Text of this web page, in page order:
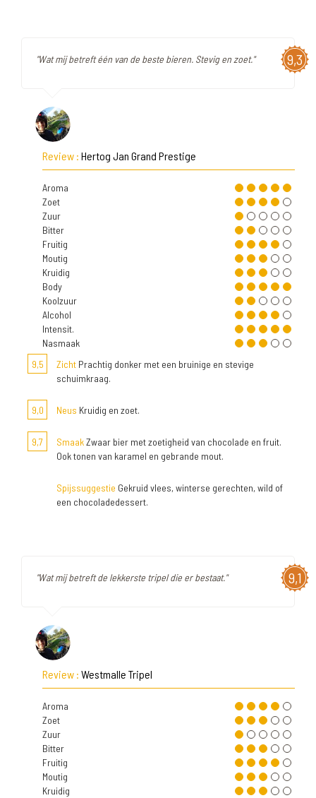
9,3
"Wat mij betreft één van de beste bieren. Stevig en zoet."
Review : Hertog Jan Grand Prestige
Aroma
Zoet
Zuur
Bitter
Fruitig
Moutig
Kruidig
Body
Koolzuur
Alcohol
Intensit.
Nasmaak
9,5
Zicht Prachtig donker met een bruinige en stevige
schuimkraag.
9,0 Neus Kruidig en zoet.
9,7 SmaakZwaar bier met zoetigheid van chocolade en fruit.
Ook tonen van karamel en gebrande mout.
Spijssuggestie Gekruid vlees, winterse gerechten, wild of
een chocoladedessert.
9,1
"Wat mij betreft de lekkerste tripel die er bestaat."
Review : Westmalle Tripel
Aroma
Zoet
Zuur
Bitter
Fruitig
Moutig
Kruidig